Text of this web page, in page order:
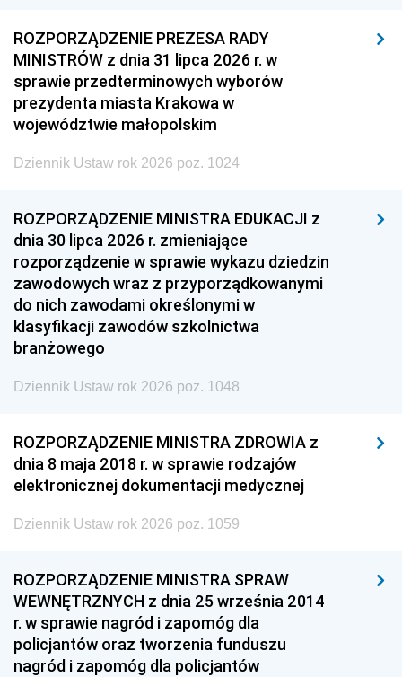
ROZPORZĄDZENIE PREZESA RADY
MINISTRÓW z dnia 31 lipca 2026 r. w
sprawie przedterminowych wyborów
prezydenta miasta Krakowa w
województwie małopolskim
Dziennik Ustaw rok 2026 poz. 1024
ROZPORZĄDZENIE MINISTRA EDUKACJI z
dnia 30 lipca 2026 r. zmieniające
rozporządzenie w sprawie wykazu dziedzin
zawodowych wraz z przyporządkowanymi
do nich zawodami określonymi w
klasyfikacji zawodów szkolnictwa
branżowego
Dziennik Ustaw rok 2026 poz. 1048
ROZPORZĄDZENIE MINISTRA ZDROWIA z
dnia 8 maja 2018 r. w sprawie rodzajów
elektronicznej dokumentacji medycznej
Dziennik Ustaw rok 2026 poz. 1059
ROZPORZĄDZENIE MINISTRA SPRAW
WEWNĘTRZNYCH z dnia 25 września 2014
r. w sprawie nagród i zapomóg dla
policjantów oraz tworzenia funduszu
nagród i zapomóg dla policjantów